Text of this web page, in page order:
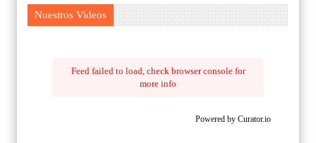
Nuestros Videos
Feed failed to load, check browser console for
more info
Powered by Curator.io